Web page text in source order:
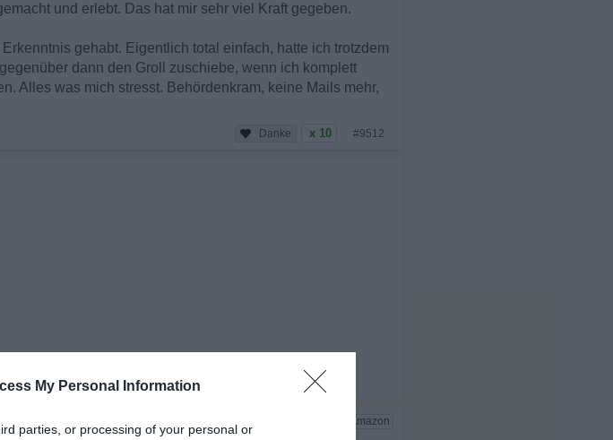
My Personal Information
parties, or processing of your personal or
und erlebt. Das hat mir sehr viel Kraft gegeben.
gehabt. Eigentlich total einfach, hatte ich trotzdem
dann den Groll zuschiebe, wenn ich komplett
Alles was mich stresst. Behördenkram, keine Mails mehr,
x 10 #9512